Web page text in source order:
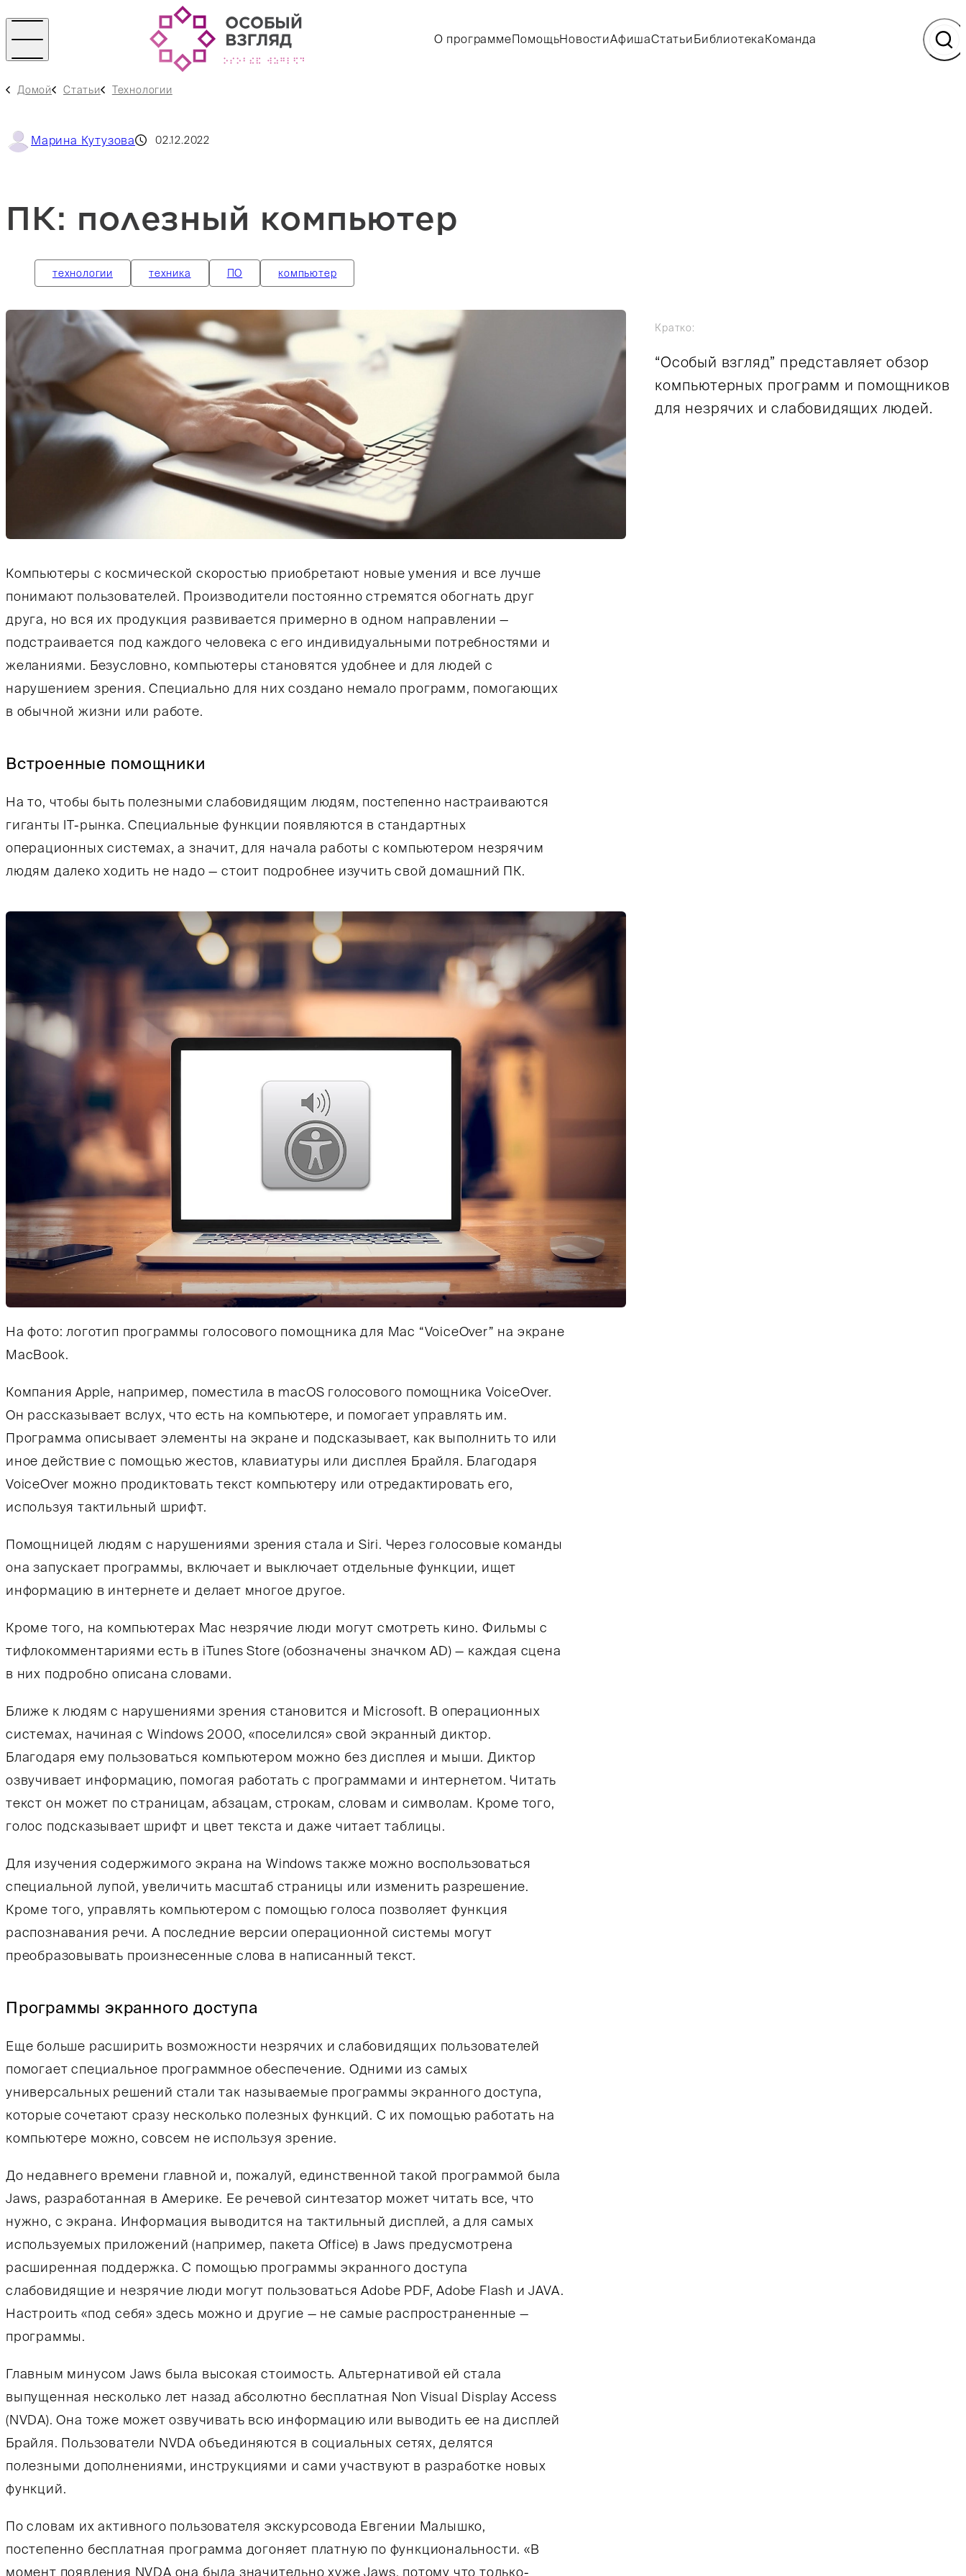
О программеПомощьНовостиАфишаСтатьиБиблиотекаКоманда
Домой Статьи Технологии
Марина Кутузова 02.12.2022
ПК: полезный компьютер
технологии техника ПО компьютер
Кратко:
“Особый взгляд” представляет обзор
компьютерных программ и помощников
для незрячих и слабовидящих людей.
Компьютеры с космической скоростью приобретают новые умения и все лучше
понимают пользователей. Производители постоянно стремятся обогнать друг
друга, но вся их продукция развивается примерно в одном направлении —
подстраивается под каждого человека с его индивидуальными потребностями и
желаниями. Безусловно, компьютеры становятся удобнее и для людей с
нарушением зрения. Специально для них создано немало программ, помогающих
в обычной жизни или работе.
Встроенные помощники
На то, чтобы быть полезными слабовидящим людям, постепенно настраиваются
гиганты IT-рынка. Специальные функции появляются в стандартных
операционных системах, а значит, для начала работы с компьютером незрячим
людям далеко ходить не надо — стоит подробнее изучить свой домашний ПК.
На фото: логотип программы голосового помощника для Mac “VoiceОver” на экране
MacBook.
Тифлокомментарий к фотографии: На столе стоит открытый MacBook. Слева от него смартфон, справа - компьютерная мышь. На ярком
Компания Apple, например, поместила в macOS голосового помощника VoiceOver.
Он рассказывает вслух, что есть на компьютере, и помогает управлять им.
Программа описывает элементы на экране и подсказывает, как выполнить то или
иное действие с помощью жестов, клавиатуры или дисплея Брайля. Благодаря
VoiceOver можно продиктовать текст компьютеру или отредактировать его,
используя тактильный шрифт.
Помощницей людям с нарушениями зрения стала и Siri. Через голосовые команды
она запускает программы, включает и выключает отдельные функции, ищет
информацию в интернете и делает многое другое.
Кроме того, на компьютерах Mac незрячие люди могут смотреть кино. Фильмы с
тифлокомментариями есть в iTunes Store (обозначены значком AD) — каждая сцена
в них подробно описана словами.
Ближе к людям с нарушениями зрения становится и Microsoft. В операционных
системах, начиная с Windows 2000, «поселился» свой экранный диктор.
Благодаря ему пользоваться компьютером можно без дисплея и мыши. Диктор
озвучивает информацию, помогая работать с программами и интернетом. Читать
текст он может по страницам, абзацам, строкам, словам и символам. Кроме того,
голос подсказывает шрифт и цвет текста и даже читает таблицы.
Для изучения содержимого экрана на Windows также можно воспользоваться
специальной лупой, увеличить масштаб страницы или изменить разрешение.
Кроме того, управлять компьютером с помощью голоса позволяет функция
распознавания речи. А последние версии операционной системы могут
преобразовывать произнесенные слова в написанный текст.
Программы экранного доступа
Еще больше расширить возможности незрячих и слабовидящих пользователей
помогает специальное программное обеспечение. Одними из самых
универсальных решений стали так называемые программы экранного доступа,
которые сочетают сразу несколько полезных функций. С их помощью работать на
компьютере можно, совсем не используя зрение.
До недавнего времени главной и, пожалуй, единственной такой программой была
Jaws, разработанная в Америке. Ее речевой синтезатор может читать все, что
нужно, с экрана. Информация выводится на тактильный дисплей, а для самых
используемых приложений (например, пакета Office) в Jaws предусмотрена
расширенная поддержка. С помощью программы экранного доступа
слабовидящие и незрячие люди могут пользоваться Adobe PDF, Adobe Flash и JAVA.
Настроить «под себя» здесь можно и другие — не самые распространенные —
программы.
Главным минусом Jaws была высокая стоимость. Альтернативой ей стала
выпущенная несколько лет назад абсолютно бесплатная Non Visual Display Access
(NVDA). Она тоже может озвучивать всю информацию или выводить ее на дисплей
Брайля. Пользователи NVDA объединяются в социальных сетях, делятся
полезными дополнениями, инструкциями и сами участвуют в разработке новых
функций.
По словам их активного пользователя экскурсовода Евгении Малышко,
постепенно бесплатная программа догоняет платную по функциональности. «В
момент появления NVDA она была значительно хуже Jaws, потому что только-